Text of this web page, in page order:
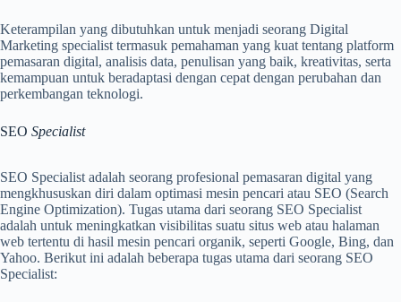
Keterampilan yang dibutuhkan untuk menjadi seorang Digital
Marketing specialist termasuk pemahaman yang kuat tentang platform
pemasaran digital, analisis data, penulisan yang baik, kreativitas, serta
kemampuan untuk beradaptasi dengan cepat dengan perubahan dan
perkembangan teknologi.
SEO Specialist
SEO Specialist adalah seorang profesional pemasaran digital yang
mengkhususkan diri dalam optimasi mesin pencari atau SEO (Search
Engine Optimization). Tugas utama dari seorang SEO Specialist
adalah untuk meningkatkan visibilitas suatu situs web atau halaman
web tertentu di hasil mesin pencari organik, seperti Google, Bing, dan
Yahoo. Berikut ini adalah beberapa tugas utama dari seorang SEO
Specialist: